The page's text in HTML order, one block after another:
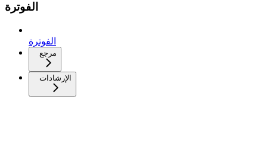
الفوترة
الفوترة
مرجع
الإرشادات